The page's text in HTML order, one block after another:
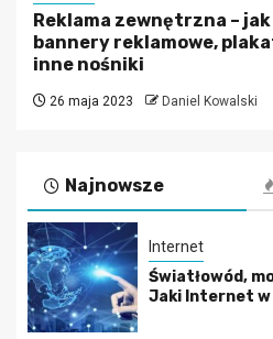
Reklama zewnętrzna –
bannery reklamowe,
inne nośniki
26 maja 2023 Daniel Kowalski
Najnowsze
Internet
Światłowód,
Jaki Internet w